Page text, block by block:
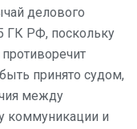
делового
ГК РФ, поскольку
принято судом,
между
коммуникации и